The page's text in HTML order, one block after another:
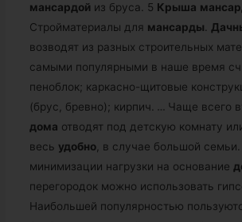
мансардой из бруса. 5 Крыша
Стройматериалы для мансарды.
возводят из разных строительных
самыми популярными в наше время
пеноблок; каркасно-щитовые
(брус, бревно); кирпич. … Чаще всего
дома отводят под детскую комнату
весь удобно, в случае большой
минимизации нагрузки на основание
перегородок можно использовать
Наибольшей популярностью